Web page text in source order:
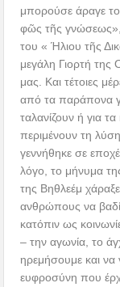
μπορούσε άραγε
φῶς τῆς γνώσεως»,
του « Ήλιου τῆς
μεγάλη Γιορτή
μας. Και τέτοιες
από τα παράπονα
ταλανίζουν ή για
περιμένουν τη
γεννήθηκε σε
λόγο, το μήνυμα
της Βηθλεέμ
ανθρώπους να
κατόπιν ως
– την αγωνία, το
ηρεμήσουμε και να
ευφροσύνη που